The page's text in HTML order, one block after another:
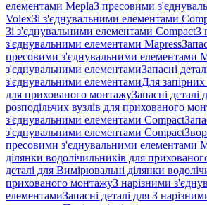
елементами MeplaЗ пресовими
VolexЗі з'єднувальними елементами
Зі з'єднувальними елементами CompactЗ
з'єднувальними елементами Mapress
пресовими з'єднувальними елементами
з'єднувальними елементамиЗапасні
з'єднувальними елементамиДля запірних
для прихованого монтажуЗапасні деталі
розподільчих вузлів для прихованого
з'єднувальними елементами Compact
з'єднувальними елементами Compact
пресовими з'єднувальними елементами
ділянки водолічильників для
деталі для Вимірювальні ділянки
прихованого монтажуЗ нарізними
елементамиЗапасні деталі для З